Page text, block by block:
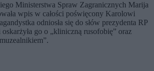
Ministerstwa Spraw Zagranicznych Marija
wpis w całości poświęcony Karolowi
odniosła się do słów prezydenta RP
go o „kliniczną rusofobię” oraz